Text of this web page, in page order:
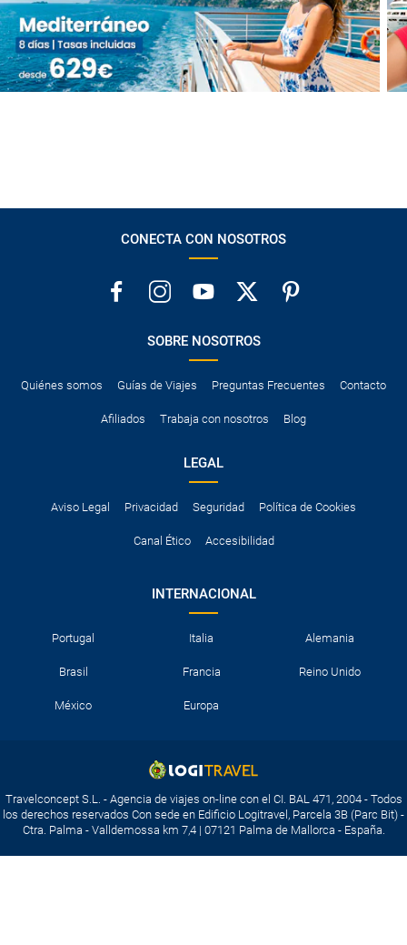
CONECTA CON NOSOTROS
SOBRE NOSOTROS
Quiénes somos Guías de Viajes Preguntas Frecuentes Contacto
Afiliados Trabaja con nosotros Blog
LEGAL
Aviso Legal Privacidad Seguridad Política de Cookies
Canal Ético Accesibilidad
INTERNACIONAL
Portugal Italia Alemania
Brasil Francia Reino Unido
México Europa
Travelconcept S.L. - Agencia de viajes on-line con el CI. BAL 471, 2004 - Todos
los derechos reservados Con sede en Edificio Logitravel, Parcela 3B (Parc Bit) -
Ctra. Palma - Valldemossa km 7,4 | 07121 Palma de Mallorca - España.